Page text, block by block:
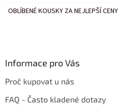
OBLÍBENÉ KOUSKY ZA NEJLEPŠÍ CENY
Informace pro Vás
Proč kupovat u nás
FAQ - Často kladené dotazy